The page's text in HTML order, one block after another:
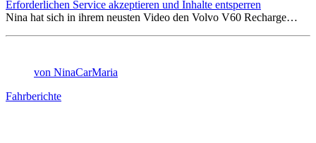
Erforderlichen Service akzeptieren und Inhalte entsperren
Nina hat sich in ihrem neusten Video den Volvo V60 Recharge…
von NinaCarMaria
Fahrberichte